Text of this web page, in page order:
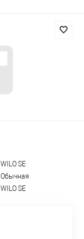
WILO SE
Обычная
WILO SE